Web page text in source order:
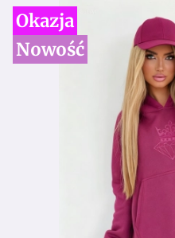
Okazja
Nowość